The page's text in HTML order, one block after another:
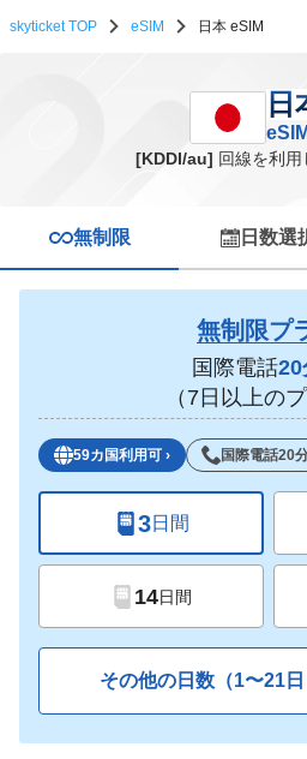
skyticket TOP eSIM 日本 eSIM
日本 eSIM一覧 日
[KDDI/au] 回線を利用
無制限 日数選
無制限プ
国際電話20
（7日以上の
59カ国利用可 › 国際電話20
3日間
14日間
その他の日数（1〜21日